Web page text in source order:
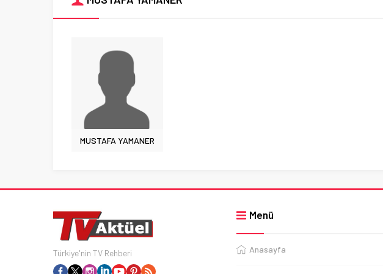
MUSTAFA YAMANER
Türkiye'nin TV Rehberi
Menü
Anasayfa